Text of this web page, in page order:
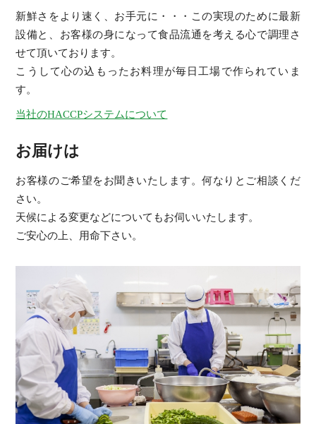
新鮮さをより速く、お手元に・・・この実現のために最新
設備と、お客様の身になって食品流通を考える心で調理さ
せて頂いております。
こうして心の込もったお料理が毎日工場で作られていま
す。
当社のHACCPシステムについて
お届けは
お客様のご希望をお聞きいたします。何なりとご相談くだ
さい。
天候による変更などについてもお伺いいたします。
ご安心の上、用命下さい。